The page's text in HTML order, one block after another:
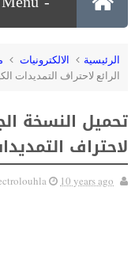
الرئيسية الالكترونيات
الرائع لاحتراف التمديدات
تحميل النسخة
لاحتراف
10 years ago